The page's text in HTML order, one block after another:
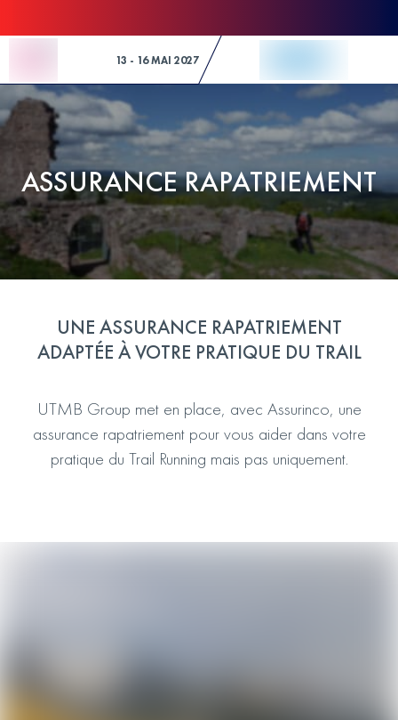
13 - 16 MAI 2027
ASSURANCE RAPATRIEMENT
UNE ASSURANCE RAPATRIEMENT
ADAPTÉE À VOTRE PRATIQUE DU TRAIL
UTMB Group met en place, avec Assurinco, une
assurance rapatriement pour vous aider dans votre
pratique du Trail Running mais pas uniquement.